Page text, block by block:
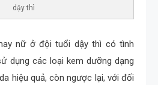
dậy thì
nữ ở đội tuổi dậy thì có tình
dụng các loại kem dưỡng dạng
hiệu quả, còn ngược lại, với đối